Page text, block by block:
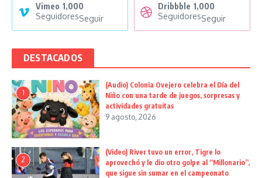
Vimeo 1,000
SeguidoresSeguir
Dribbble 1,000
SeguidoresSeguir
DESTACADOS
1
(Audio) Colonia Ovejero celebra el Día del
Niño con una tarde de juegos, sorpresas y
actividades gratuitas
9 agosto, 2026
2
(Video) River tuvo un error, Tigre lo
aprovechó y le dio otro golpe al “Millonario”,
que sigue sin sumar en el campeonato